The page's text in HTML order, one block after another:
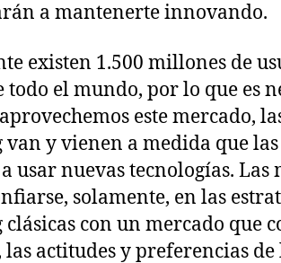
a mantenerte innovando.
existen 1.500 millones de
todo el mundo, por lo que es
este mercado,
y vienen a medida que las
usar nuevas tecnologías. Las
solamente, en las
con un mercado que
las actitudes y preferencias de